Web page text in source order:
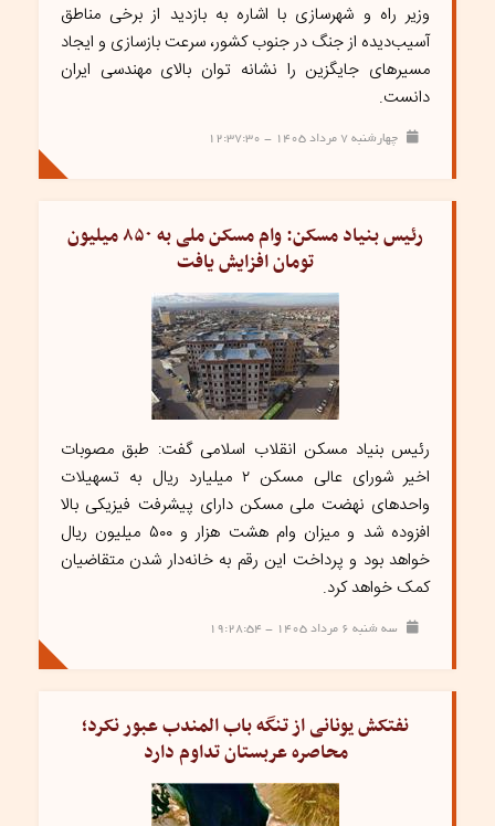
وزیر راه و شهرسازی با اشاره به بازدید از برخی مناطق
آسیب‌دیده از جنگ در جنوب کشور، سرعت بازسازی و ایجاد
مسیرهای جایگزین را نشانه توان بالای مهندسی ایران
دانست.
چهارشنبه ۷ مرداد ۱۴۰۵ - ۱۲:۳۷:۳۰
رئیس بنیاد مسکن: وام مسکن ملی به ۸۵۰ میلیون
تومان افزایش یافت
رئیس بنیاد مسکن انقلاب اسلامی گفت: طبق مصوبات
اخیر شورای عالی مسکن ۲ میلیارد ریال به تسهیلات
واحدهای نهضت ملی مسکن دارای پیشرفت فیزیکی بالا
افزوده شد و میزان وام هشت هزار و ۵۰۰ میلیون ریال
خواهد بود و پرداخت این رقم به خانه‌دار شدن متقاضیان
کمک خواهد کرد.
سه شنبه ۶ مرداد ۱۴۰۵ - ۱۹:۲۸:۵۴
نفتکش یونانی از تنگه باب المندب عبور نکرد؛
محاصره عربستان تداوم دارد